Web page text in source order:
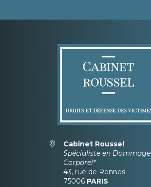
Cabinet Roussel
Spécialiste en Dommage
Corporel*
43, rue de Rennes
75006 PARIS